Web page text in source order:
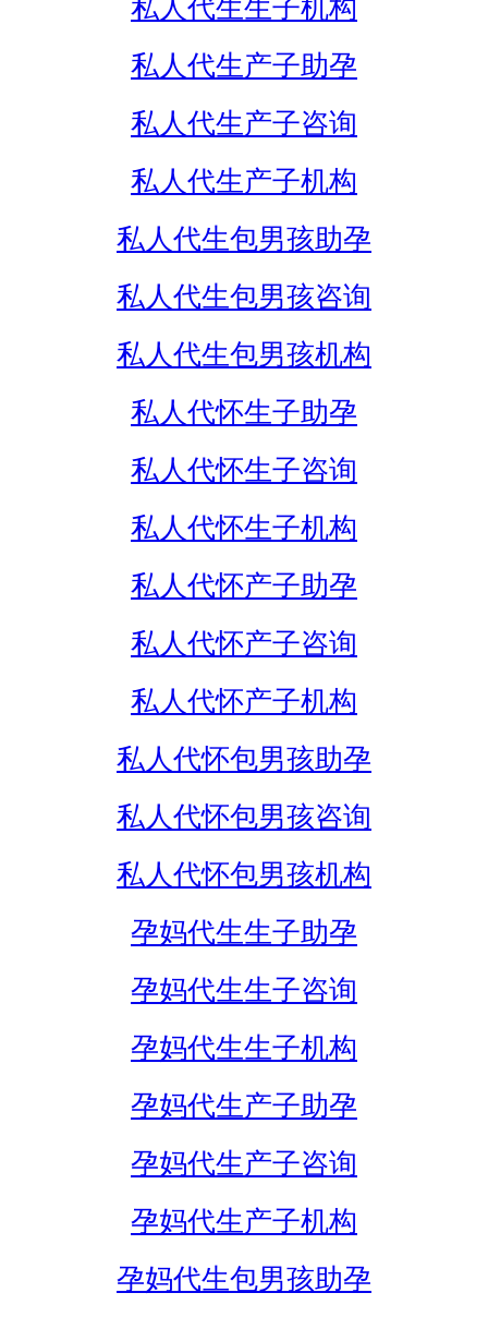
私人代生生子机构
私人代生产子助孕
私人代生产子咨询
私人代生产子机构
私人代生包男孩助孕
私人代生包男孩咨询
私人代生包男孩机构
私人代怀生子助孕
私人代怀生子咨询
私人代怀生子机构
私人代怀产子助孕
私人代怀产子咨询
私人代怀产子机构
私人代怀包男孩助孕
私人代怀包男孩咨询
私人代怀包男孩机构
孕妈代生生子助孕
孕妈代生生子咨询
孕妈代生生子机构
孕妈代生产子助孕
孕妈代生产子咨询
孕妈代生产子机构
孕妈代生包男孩助孕